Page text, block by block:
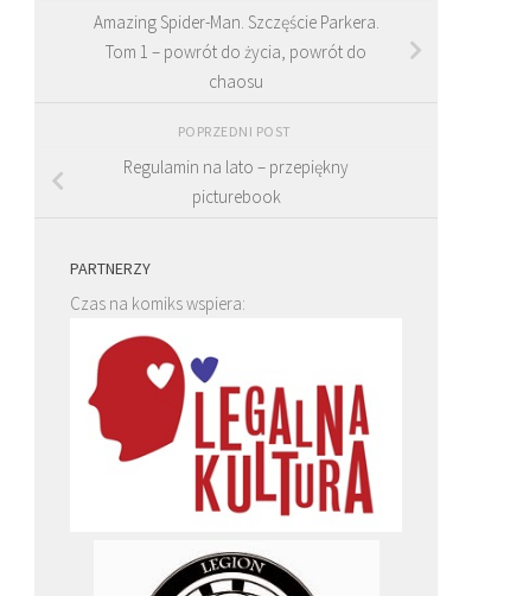
Amazing Spider-Man. Szczęście Parkera.
Tom 1 – powrót do życia, powrót do
chaosu
POPRZEDNI POST
Regulamin na lato – przepiękny
picturebook
PARTNERZY
Czas na komiks wspiera: